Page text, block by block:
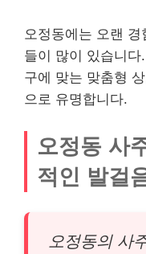
오정동에는 오랜
들이 많이 있습니
구에 맞는 맞춤형
으로 유명합니다.
오정동 사
적인 발걸
오정동의 사